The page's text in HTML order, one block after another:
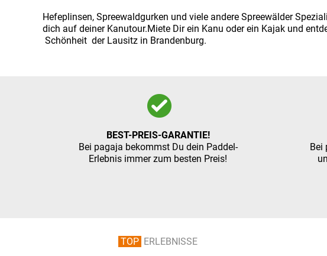
Hefeplinsen, Spreewaldgurken und viele andere Spreewälder
dich auf deiner Kanutour.Miete Dir ein Kanu oder ein Kajak und
Schönheit der Lausitz in Brandenburg.
BEST-PREIS-GARANTIE!
Bei pagaja bekommst Du dein Paddel-
Erlebnis immer zum besten Preis!
Bei
TOP ERLEBNISSE